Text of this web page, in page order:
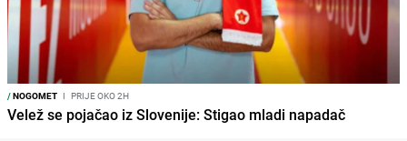
/NOGOMET I PRIJE OKO 2H
Velež se pojačao iz Slovenije: Stigao mladi napadač